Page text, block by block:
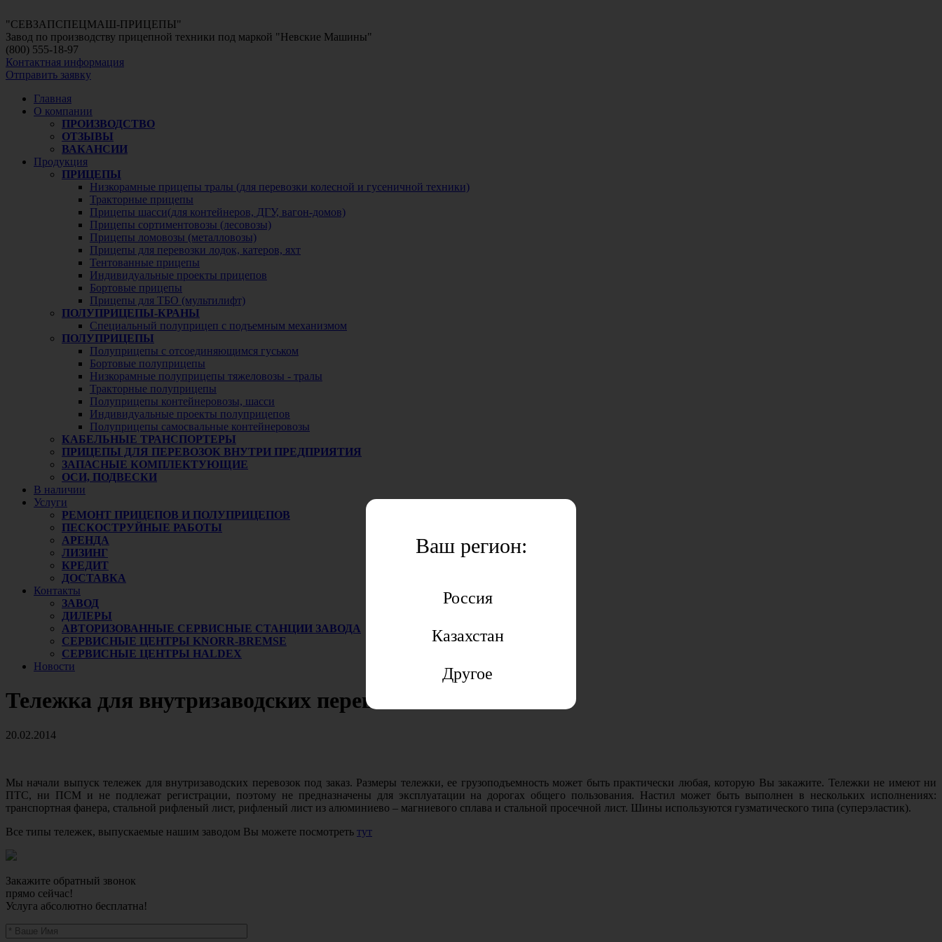
Ваш регион:
Россия
Казахстан
Другое
"СЕВЗАПСПЕЦМАШ-ПРИЦЕПЫ"
Завод по производству прицепной техники под маркой "Невские Машины"
(800) 555-18-97
Контактная информация
Отправить заявку
Главная
О компании
ПРОИЗВОДСТВО
ОТЗЫВЫ
ВАКАНСИИ
Продукция
ПРИЦЕПЫ
Низкорамные прицепы тралы (для перевозки колесной и гусеничной техники)
Тракторные прицепы
Прицепы шасси(для контейнеров, ДГУ, вагон-домов)
Прицепы сортиментовозы (лесовозы)
Прицепы ломовозы (металловозы)
Прицепы для перевозки лодок, катеров, яхт
Тентованные прицепы
Индивидуальные проекты прицепов
Бортовые прицепы
Прицепы для ТБО (мультилифт)
ПОЛУПРИЦЕПЫ-КРАНЫ
Специальный полуприцеп с подъемным механизмом
ПОЛУПРИЦЕПЫ
Полуприцепы с отсоединяющимся гуськом
Бортовые полуприцепы
Низкорамные полуприцепы тяжеловозы - тралы
Тракторные полуприцепы
Полуприцепы контейнеровозы, шасси
Индивидуальные проекты полуприцепов
Полуприцепы самосвальные контейнеровозы
КАБЕЛЬНЫЕ ТРАНСПОРТЕРЫ
ПРИЦЕПЫ ДЛЯ ПЕРЕВОЗОК ВНУТРИ ПРЕДПРИЯТИЯ
ЗАПАСНЫЕ КОМПЛЕКТУЮЩИЕ
ОСИ, ПОДВЕСКИ
В наличии
Услуги
РЕМОНТ ПРИЦЕПОВ И ПОЛУПРИЦЕПОВ
ПЕСКОСТРУЙНЫЕ РАБОТЫ
АРЕНДА
ЛИЗИНГ
КРЕДИТ
ДОСТАВКА
Контакты
ЗАВОД
ДИЛЕРЫ
АВТОРИЗОВАННЫЕ СЕРВИСНЫЕ СТАНЦИИ ЗАВОДА
СЕРВИСНЫЕ ЦЕНТРЫ KNORR-BREMSE
СЕРВИСНЫЕ ЦЕНТРЫ HALDEX
Новости
Тележка для внутризаводских перевозок
20.02.2014
Мы начали выпуск тележек для внутризаводских перевозок под заказ. Размеры тележки, ее грузоподъемность может быть практически любая, которую Вы закажите. Тележки не имеют ни
ПТС, ни ПСМ и не подлежат регистрации, поэтому не предназначены для эксплуатации на дорогах общего пользования. Настил может быть выполнен в нескольких исполнениях:
транспортная фанера, стальной рифленый лист, рифленый лист из алюминиево – магниевого сплава и стальной просечной лист. Шины используются гузматического типа (суперэластик).
Все типы тележек, выпускаемые нашим заводом Вы можете посмотреть тут
Закажите обратный звонок
прямо сейчас!
Услуга абсолютно бесплатна!